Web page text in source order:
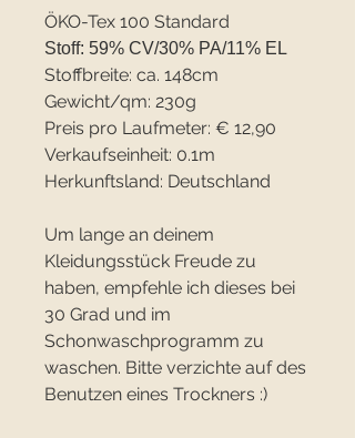
ÖKO-Tex 100 Standard
Stoff: 59% CV/30% PA/11% EL
Stoffbreite: ca. 148cm
Gewicht/qm: 230g
Preis pro Laufmeter: € 12,90
Verkaufseinheit: 0.1m
Herkunftsland: Deutschland
Um lange an deinem
Kleidungsstück Freude zu
haben, empfehle ich dieses bei
30 Grad und im
Schonwaschprogramm zu
waschen. Bitte verzichte auf des
Benutzen eines Trockners :)